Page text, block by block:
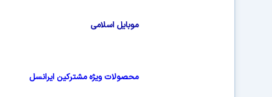
موبایل اسلامی
محصولات ویژه مشترکین ایرانسل